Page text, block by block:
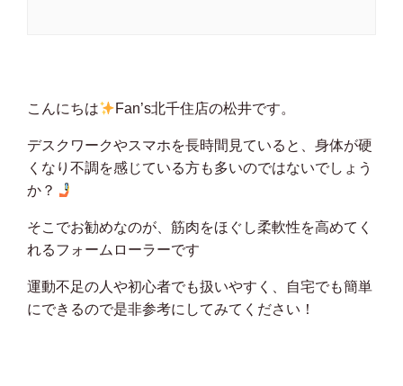
こんにちは Fan’s北千住店の松井です。
デスクワークやスマホを長時間見ていると、身体が硬
くなり不調を感じている方も多いのではないでしょう
か？
そこでお勧めなのが、筋肉をほぐし柔軟性を高めてく
れるフォームローラーです
運動不足の人や初心者でも扱いやすく、自宅でも簡単
にできるので是非参考にしてみてください！